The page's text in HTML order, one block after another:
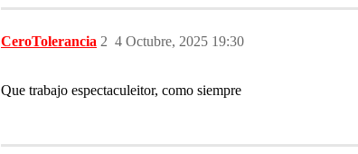
CeroTolerancia 4 Octubre, 2025 19:30
2
Que trabajo espectaculeitor, como siempre